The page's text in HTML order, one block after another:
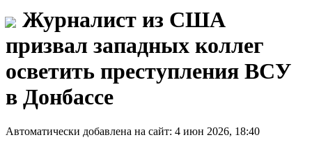
Журналист из США
призвал западных коллег
осветить преступления ВСУ
в Донбассе
Автоматически добавлена на сайт: 4 июн 2026, 18:40